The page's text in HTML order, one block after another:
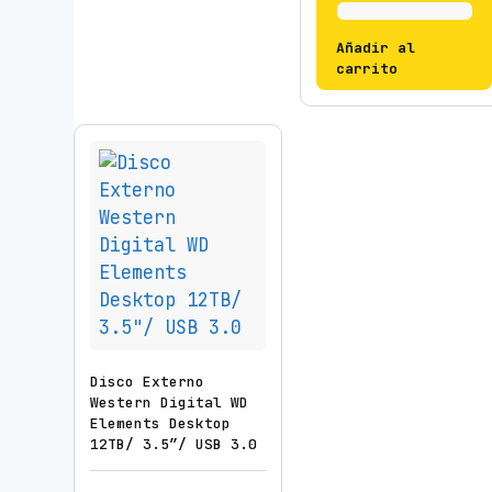
Añadir al
carrito
Disco Externo
Western Digital WD
Elements Desktop
12TB/ 3.5″/ USB 3.0